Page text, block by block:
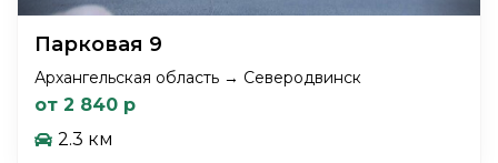
Парковая 9
Архангельская область → Северодвинск
от 2 840 р
2.3 км